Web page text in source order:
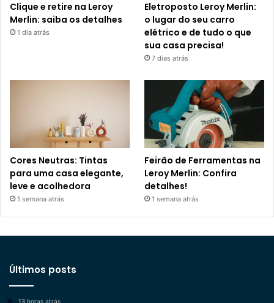
Clique e retire na Leroy
Merlin: saiba os detalhes
1 dia atrás
Eletroposto Leroy Merlin:
o lugar do seu carro
elétrico e de tudo o que
sua casa precisa!
7 dias atrás
Cores Neutras: Tintas
para uma casa elegante,
leve e acolhedora
1 semana atrás
Feirão de Ferramentas na
Leroy Merlin: Confira
detalhes!
1 semana atrás
Últimos posts
13 horas atrás